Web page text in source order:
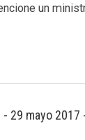
un
- 29 mayo 2017